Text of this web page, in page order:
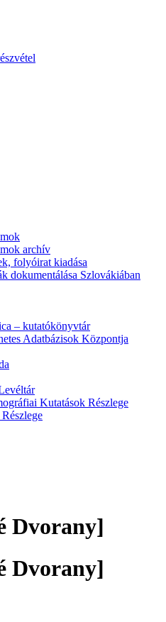
archív
folyóirat kiadása
dokumentálása Szlovákiában
– kutatókönyvtár
Adatbázisok Központja
Kutatások Részlege
Dvorany]
Dvorany]